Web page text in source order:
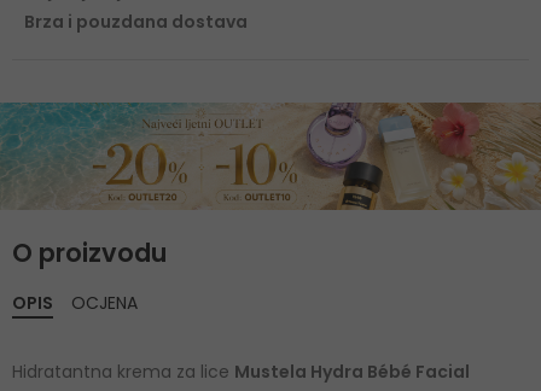
Brza i pouzdana dostava
O proizvodu
OPIS
Hidratantna krema za lice Mustela Hydra Bébé Facial
OCJENA